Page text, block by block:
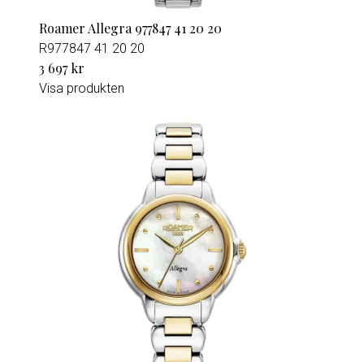
Roamer Allegra 977847 41 20 20
R977847 41 20 20
3 697 kr
Visa produkten